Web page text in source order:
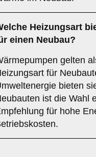
Heizungsart
einen Neubau?
gelten
für
bieten
ist die Wahl
für hohe